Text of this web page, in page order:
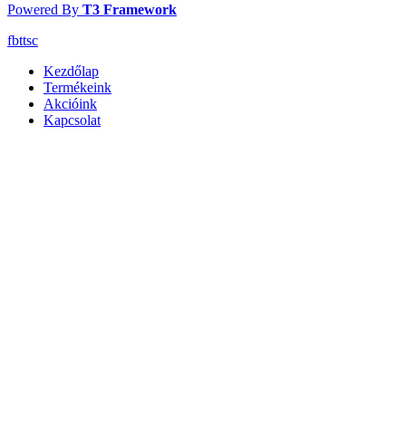
Powered By T3 Framework
fbttsc
Kezdőlap
Termékeink
Akcióink
Kapcsolat